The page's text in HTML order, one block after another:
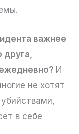
важнее
И
не хотят
в себе